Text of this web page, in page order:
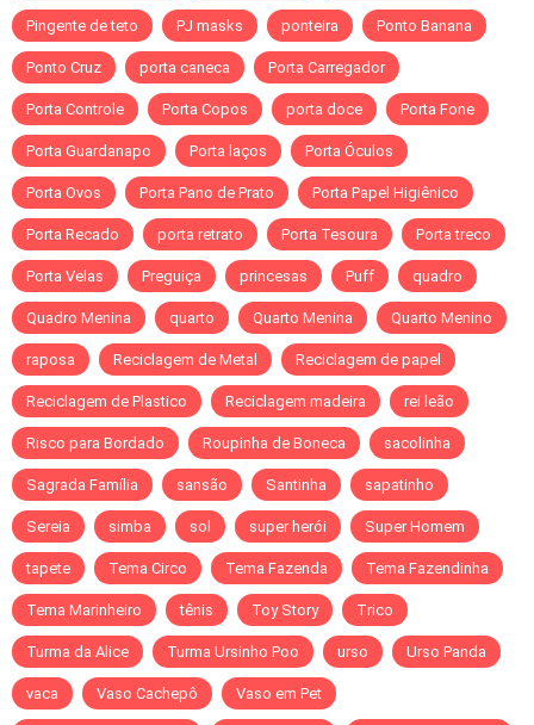
Pingente de teto PJ masks ponteira Ponto Banana
Ponto Cruz porta caneca Porta Carregador
Porta Controle Porta Copos porta doce Porta Fone
Porta Guardanapo Porta laços Porta Óculos
Porta Ovos Porta Pano de Prato Porta Papel Higiênico
Porta Recado porta retrato Porta Tesoura Porta treco
Porta Velas Preguiça princesas Puff quadro
Quadro Menina quarto Quarto Menina Quarto Menino
raposa Reciclagem de Metal Reciclagem de papel
Reciclagem de Plastico Reciclagem madeira rei leão
Risco para Bordado Roupinha de Boneca sacolinha
Sagrada Família sansão Santinha sapatinho
Sereia simba sol super herói Super Homem
tapete Tema Circo Tema Fazenda Tema Fazendinha
Tema Marinheiro tênis Toy Story Trico
Turma da Alice Turma Ursinho Poo urso Urso Panda
vaca Vaso Cachepô Vaso em Pet